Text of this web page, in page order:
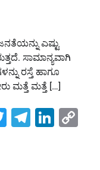
ಎಷ್ಟು
ಸಾಮಾನ್ಯವಾಗಿ
ರಸ್ತೆ ಹಾಗೂ
ಮತ್ತೆ ಮತ್ತೆ […]
Twitter